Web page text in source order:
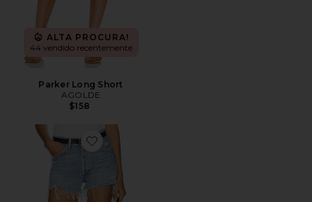
ALTA PROCURA!
44 vendido recentemente
Parker Long Short
AGOLDE
$158
Favorite Parker Vintage Cut Off Short